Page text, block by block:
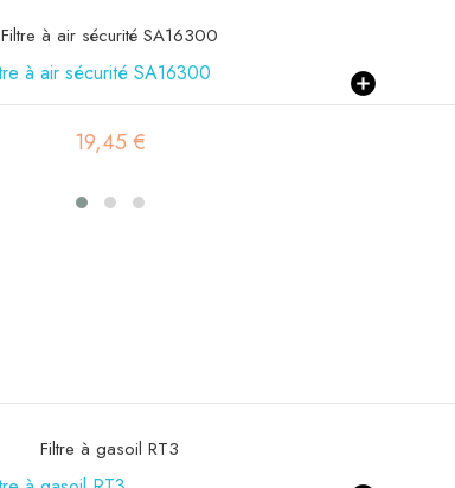
Filtre à air primaire SA16579
19,53 €
Filtre à air sécurité SA16300